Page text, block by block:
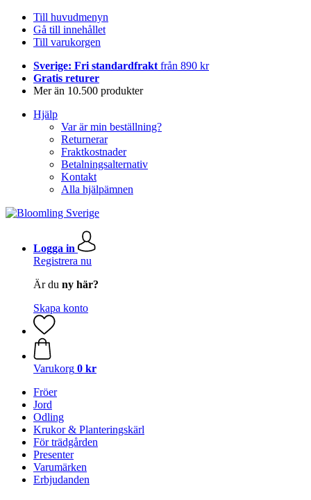
Till huvudmenyn
Gå till innehållet
Till varukorgen
Sverige: Fri standardfrakt från 890 kr
Gratis returer
Mer än 10.500 produkter
Hjälp
Var är min beställning?
Returnerar
Fraktkostnader
Betalningsalternativ
Kontakt
Alla hjälpämnen
Logga in
Registrera nu
Är du ny här?
Skapa konto
Varukorg 0 kr
Fröer
Jord
Odling
Krukor & Planteringskärl
För trädgården
Presenter
Varumärken
Erbjudanden